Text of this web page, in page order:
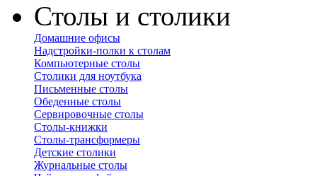
Столы и столики
Домашние офисы
Надстройки-полки к столам
Компьютерные столы
Столики для ноутбука
Письменные столы
Обеденные столы
Сервировочные столы
Столы-книжки
Столы-трансформеры
Детские столики
Журнальные столы